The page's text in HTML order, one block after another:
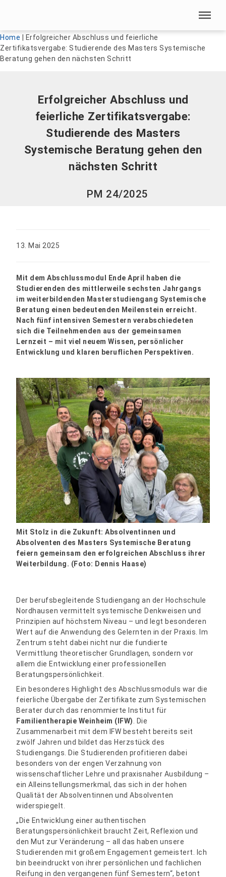
Menü überspringen
Home
Erfolgreicher Abschluss und feierliche
Zertifikatsvergabe: Studierende des Masters Systemische
Beratung gehen den nächsten Schritt
Erfolgreicher Abschluss und
feierliche Zertifikatsvergabe:
Studierende des Masters
Systemische Beratung gehen den
nächsten Schritt
PM 24/2025
13. Mai 2025
Mit dem Abschlussmodul Ende April haben die
Studierenden des mittlerweile sechsten Jahrgangs
im weiterbildenden Masterstudiengang Systemische
Beratung einen bedeutenden Meilenstein erreicht.
Nach fünf intensiven Semestern verabschiedeten
sich die Teilnehmenden aus der gemeinsamen
Lernzeit – mit viel neuem Wissen, persönlicher
Entwicklung und klaren beruflichen Perspektiven.
Mit Stolz in die Zukunft: Absolventinnen und
Absolventen des Masters Systemische Beratung
feiern gemeinsam den erfolgreichen Abschluss ihrer
Weiterbildung. (Foto: Dennis Haase)
Der berufsbegleitende Studiengang an der Hochschule
Nordhausen vermittelt systemische Denkweisen und
Prinzipien auf höchstem Niveau – und legt besonderen
Wert auf die Anwendung des Gelernten in der Praxis. Im
Zentrum steht dabei nicht nur die fundierte
Vermittlung theoretischer Grundlagen, sondern vor
allem die Entwicklung einer professionellen
Beratungspersönlichkeit.
Ein besonderes Highlight des Abschlussmoduls war die
feierliche Übergabe der Zertifikate zum Systemischen
Berater durch das renommierte Institut für
Familientherapie Weinheim (IFW). Die
Zusammenarbeit mit dem IFW besteht bereits seit
zwölf Jahren und bildet das Herzstück des
Studiengangs. Die Studierenden profitieren dabei
besonders von der engen Verzahnung von
wissenschaftlicher Lehre und praxisnaher Ausbildung –
ein Alleinstellungsmerkmal, das sich in der hohen
Qualität der Absolventinnen und Absolventen
widerspiegelt.
„Die Entwicklung einer authentischen
Beratungspersönlichkeit braucht Zeit, Reflexion und
den Mut zur Veränderung – all das haben unsere
Studierenden mit großem Engagement gemeistert. Ich
bin beeindruckt von ihrer persönlichen und fachlichen
Reifung in den vergangenen fünf Semestern“, betont